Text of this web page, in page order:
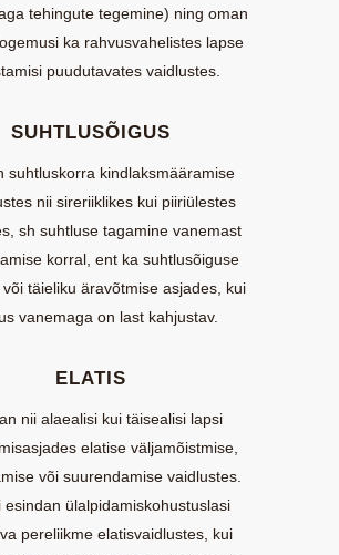
tehingute tegemine) ning oman
ka rahvusvahelistes lapse
puudutavates vaidlustes.
SUHTLUSÕIGUS
suhtluskorra kindlaksmääramise
nii sireriiklikes kui piiriülestes
sh suhtluse tagamine vanemast
korral, ent ka suhtlusõiguse
täieliku äravõtmise asjades, kui
vanemaga on last kahjustav.
ELATIS
nii alaealisi kui täisealisi lapsi
elatise väljamõistmise,
või suurendamise vaidlustes.
esindan ülalpidamiskohustuslasi
pereliikme elatisvaidlustes, kui